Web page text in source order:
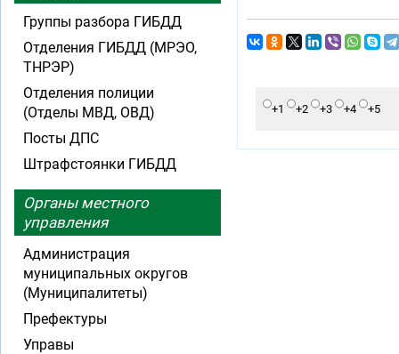
+1 +2 +3 +4 +5
Группы разбора ГИБДД
Отделения ГИБДД (МРЭО,
ТНРЭР)
Отделения полиции
(Отделы МВД, ОВД)
Посты ДПС
Штрафстоянки ГИБДД
Органы местного
управления
Администрация
муниципальных округов
(Муниципалитеты)
Префектуры
Управы